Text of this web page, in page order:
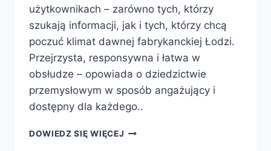
użytkownikach – zarówno tych, którzy
szukają informacji, jak i tych, którzy chcą
poczuć klimat dawnej fabrykanckiej Łodzi.
Przejrzysta, responsywna i łatwa w
obsłudze – opowiada o dziedzictwie
przemysłowym w sposób angażujący i
dostępny dla każdego..
DOWIEDZ SIĘ WIĘCEJ